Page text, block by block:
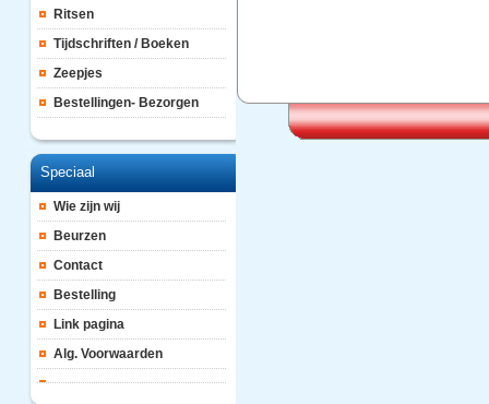
Ritsen
Tijdschriften / Boeken
Zeepjes
Bestellingen- Bezorgen
Speciaal
Wie zijn wij
Beurzen
Contact
Bestelling
Link pagina
Alg. Voorwaarden